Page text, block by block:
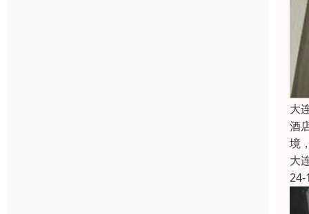
大
酒
境
大
24-